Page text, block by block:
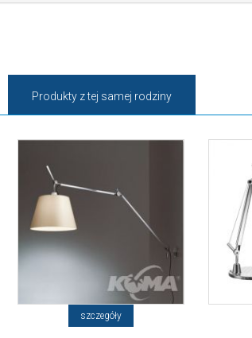
Produkty z tej samej rodziny
szczegóły